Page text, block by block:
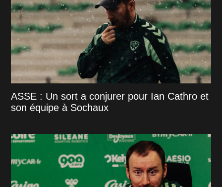
ASSE : Un sort a conjurer pour Ian Cathro et
son équipe à Sochaux